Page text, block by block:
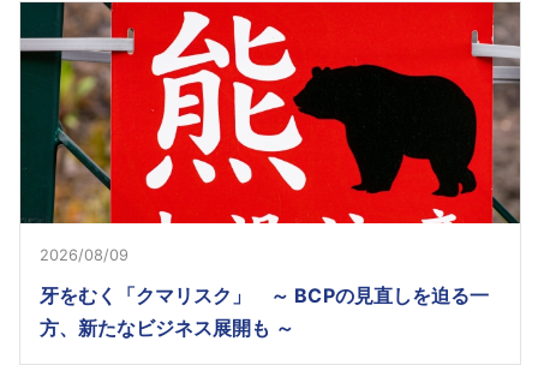
2026/08/09
牙をむく「クマリスク」 ～ BCPの見直しを迫る一
方、新たなビジネス展開も ～